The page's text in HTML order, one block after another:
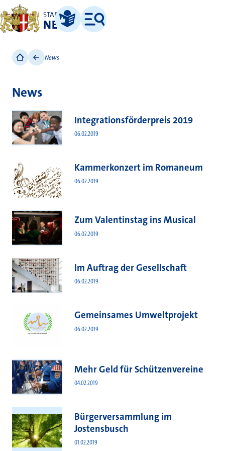
STADT
NEUSS
Leichte Sprache
Menü
News
News
Integrationsförderpreis 2019
06.02.2019
Kammerkonzert im Romaneum
06.02.2019
Zum Valentinstag ins Musical
06.02.2019
Im Auftrag der Gesellschaft
06.02.2019
Gemeinsames Umweltprojekt
06.02.2019
Mehr Geld für Schützenvereine
04.02.2019
Bürgerversammlung im
Jostensbusch
01.02.2019